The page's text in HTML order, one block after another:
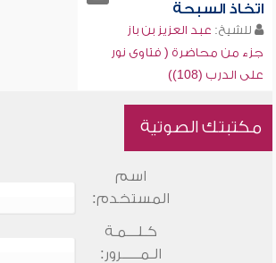
اتخاذ السبحة
للشيخ: عبد العزيز بن باز
جزء من محاضرة ( فتاوى نور
على الدرب (108))
مكتبتك الصوتية
اسم
المستخدم:
كـلـــمـة
الـمـــــرور: